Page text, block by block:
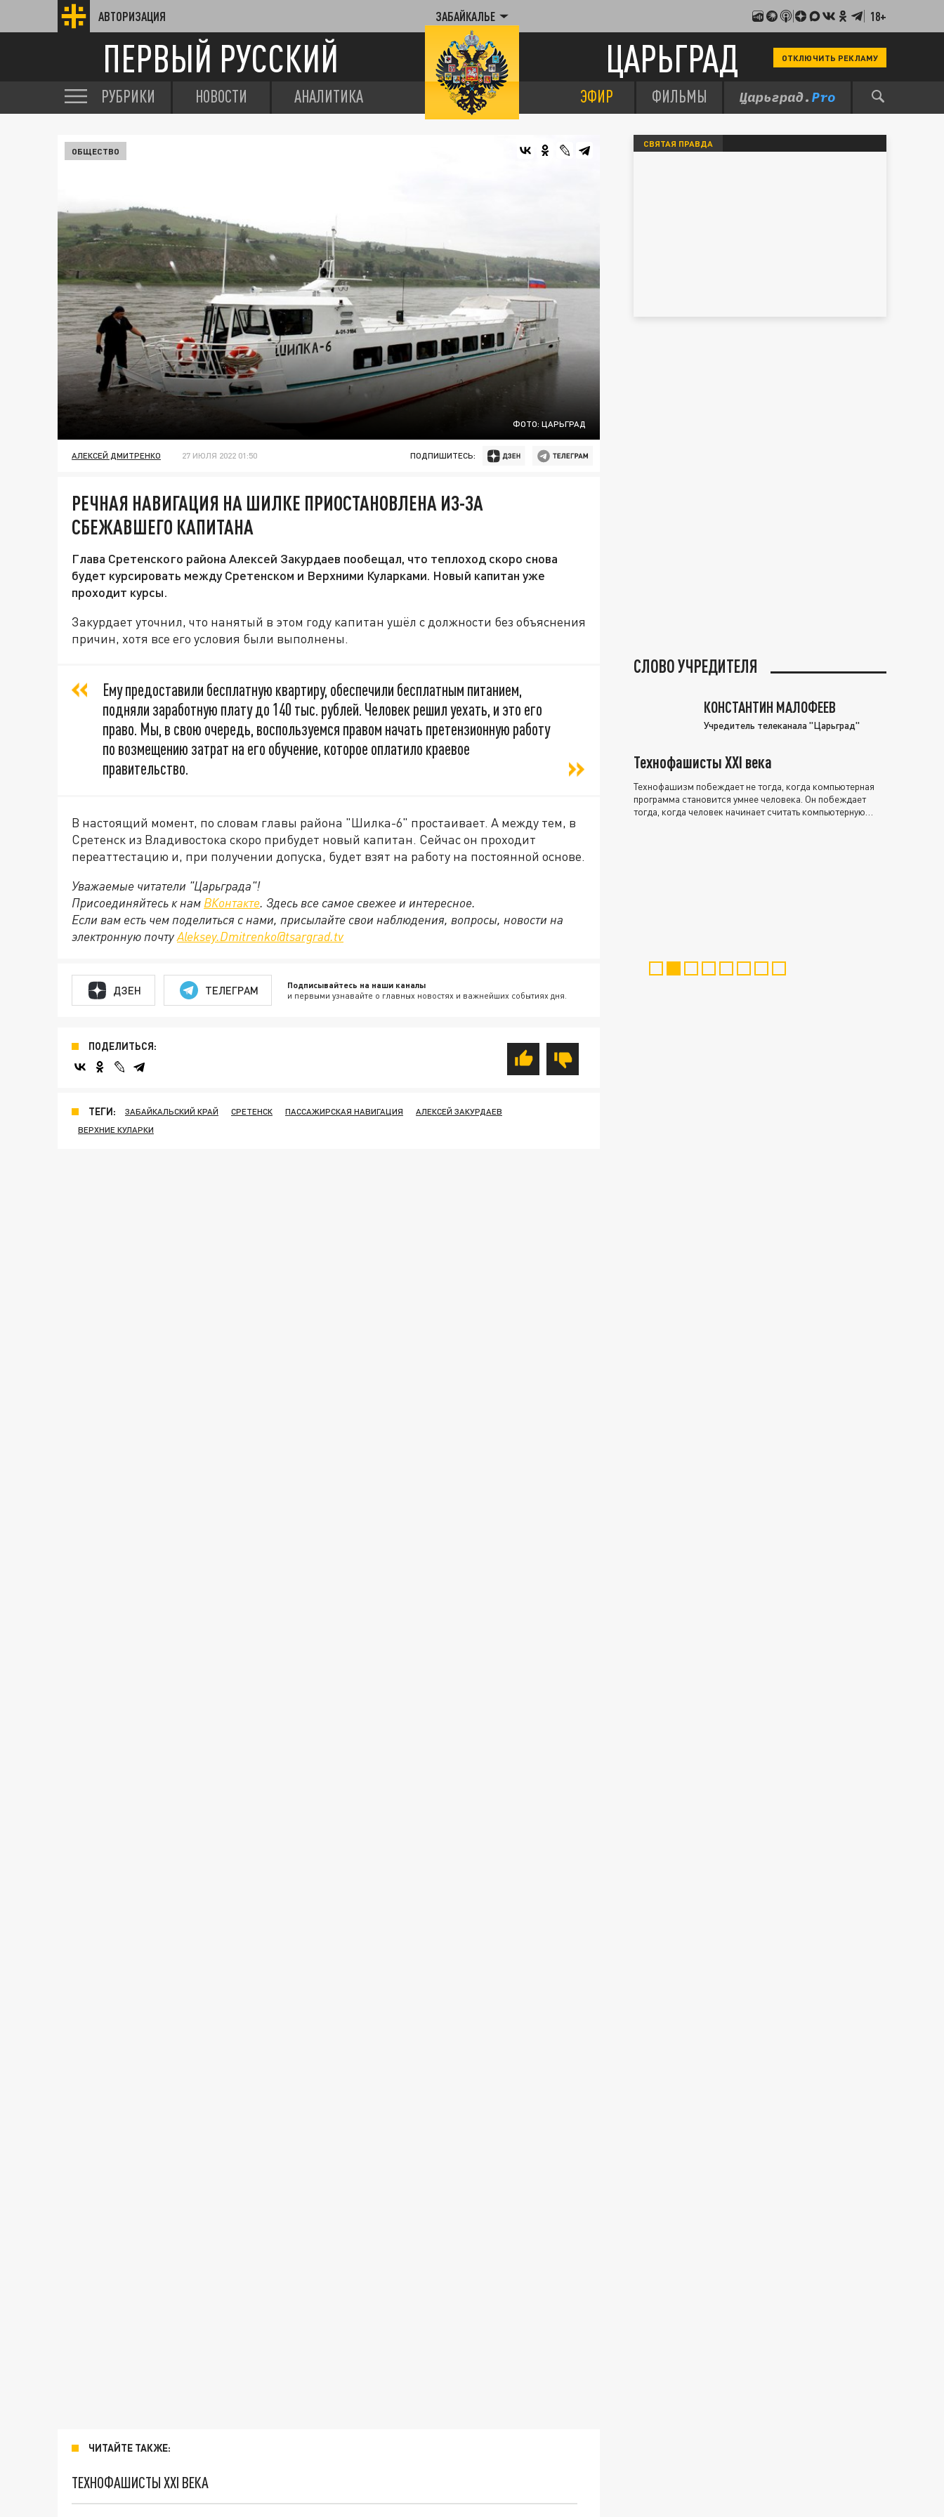
АВТОРИЗАЦИЯ ЗАБАЙКАЛЬЕ 18+
ПЕРВЫЙ РУССКИЙ ЦАРЬГРАД ОТКЛЮЧИТЬ РЕКЛАМУ
РУБРИКИ НОВОСТИ АНАЛИТИКА ЭФИР ФИЛЬМЫ
ФОТО: ЦАРЬГРАД
ОБЩЕСТВО
АЛЕКСЕЙ ДМИТРЕНКО 27 ИЮЛЯ 2022 01:50 ПОДПИШИТЕСЬ:
РЕЧНАЯ НАВИГАЦИЯ НА ШИЛКЕ ПРИОСТАНОВЛЕНА ИЗ-ЗА
СБЕЖАВШЕГО КАПИТАНА
Глава Сретенского района Алексей Закурдаев пообещал, что теплоход скоро снова
будет курсировать между Сретенском и Верхними Куларками. Новый капитан уже
проходит курсы.
Закурдает уточнил, что нанятый в этом году капитан ушёл с должности без объяснения
причин, хотя все его условия были выполнены.
Ему предоставили бесплатную квартиру, обеспечили бесплатным питанием,
подняли заработную плату до 140 тыс. рублей. Человек решил уехать, и это его
право. Мы, в свою очередь, воспользуемся правом начать претензионную работу
по возмещению затрат на его обучение, которое оплатило краевое
правительство.
В настоящий момент, по словам главы района "Шилка-6" простаивает. А между тем, в
Сретенск из Владивостока скоро прибудет новый капитан. Сейчас он проходит
переаттестацию и, при получении допуска, будет взят на работу на постоянной основе.
Уважаемые читатели "Царьграда"!
Присоединяйтесь к нам ВКонтакте. Здесь все самое свежее и интересное.
Если вам есть чем поделиться с нами, присылайте свои наблюдения, вопросы, новости на
электронную почтуAleksey.Dmitrenko@tsargrad.tv
ДЗЕН ТЕЛЕГРАМ Подписывайтесь на наши каналы
и первыми узнавайте о главных новостях и важнейших событиях дня.
ПОДЕЛИТЬСЯ:
ТЕГИ: ЗАБАЙКАЛЬСКИЙ КРАЙ СРЕТЕНСК ПАССАЖИРСКАЯ НАВИГАЦИЯ
АЛЕКСЕЙ ЗАКУРДАЕВ
ВЕРХНИЕ КУЛАРКИ
ЧИТАЙТЕ ТАКЖЕ:
ТЕХНОФАШИСТЫ XXI ВЕКА
СВЯТАЯ ПРАВДА
СЛОВО УЧРЕДИТЕЛЯ
КОНСТАНТИН МАЛОФЕЕВ
Учредитель телеканала "Царьград"
Технофашисты XXI века
Технофашизм побеждает не тогда, когда компьютерная
программа становится умнее человека. Он побеждает
тогда, когда человек начинает считать компьютерную